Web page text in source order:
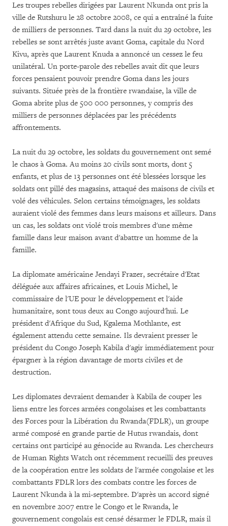
Les troupes rebelles dirigées par Laurent Nkunda ont pris la
ville de Rutshuru le 28 octobre 2008, ce qui a entraîné la fuite
de milliers de personnes. Tard dans la nuit du 29 octobre, les
rebelles se sont arrêtés juste avant Goma, capitale du Nord
Kivu, après que Laurent Knuda a annoncé un cessez le feu
unilatéral. Un porte-parole des rebelles avait dit que leurs
forces pensaient pouvoir prendre Goma dans les jours
suivants. Située près de la frontière rwandaise, la ville de
Goma abrite plus de 500 000 personnes, y compris des
milliers de personnes déplacées par les précédents
affrontements.
La nuit du 29 octobre, les soldats du gouvernement ont semé
le chaos à Goma. Au moins 20 civils sont morts, dont 5
enfants, et plus de 13 personnes ont été blessées lorsque les
soldats ont pillé des magasins, attaqué des maisons de civils et
volé des véhicules. Selon certains témoignages, les soldats
auraient violé des femmes dans leurs maisons et ailleurs. Dans
un cas, les soldats ont violé trois membres d'une même
famille dans leur maison avant d'abattre un homme de la
famille.
La diplomate américaine Jendayi Frazer, secrétaire d'Etat
déléguée aux affaires africaines, et Louis Michel, le
commissaire de l'UE pour le développement et l'aide
humanitaire, sont tous deux au Congo aujourd'hui. Le
président d'Afrique du Sud, Kgalema Mothlante, est
également attendu cette semaine. Ils devraient presser le
président du Congo Joseph Kabila d'agir immédiatement pour
épargner à la région davantage de morts civiles et de
destruction.
Les diplomates devraient demander à Kabila de couper les
liens entre les forces armées congolaises et les combattants
des Forces pour la Libération du Rwanda(FDLR), un groupe
armé composé en grande partie de Hutus rwandais, dont
certains ont participé au génocide au Rwanda. Les chercheurs
de Human Rights Watch ont récemment recueilli des preuves
de la coopération entre les soldats de l'armée congolaise et les
combattants FDLR lors des combats contre les forces de
Laurent Nkunda à la mi-septembre. D'après un accord signé
en novembre 2007 entre le Congo et le Rwanda, le
gouvernement congolais est censé désarmer le FDLR, mais il